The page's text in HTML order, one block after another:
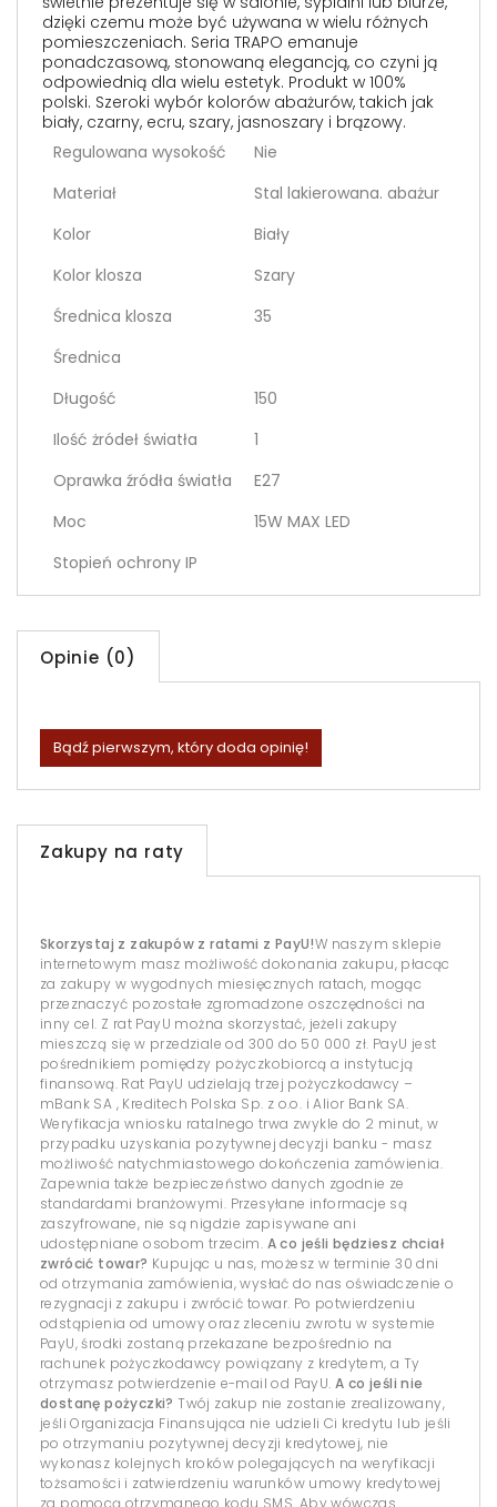
dzięki czemu może być używana w wielu różnych
pomieszczeniach. Seria TRAPO emanuje
ponadczasową, stonowaną elegancją, co czyni ją
odpowiednią dla wielu estetyk. Produkt w 100%
polski. Szeroki wybór kolorów abażurów, takich jak
biały, czarny, ecru, szary, jasnoszary i brązowy.
Regulowana wysokość
Nie
Materiał
Stal lakierowana. abażur
Kolor
Biały
Kolor klosza
Szary
Średnica klosza
35
Średnica
Długość
150
Ilość żródeł światła
1
Oprawka źródła światła
E27
Moc
15W MAX LED
Stopień ochrony IP
Opinie (0)
Bądź pierwszym, który doda opinię!
Zakupy na raty
Skorzystaj z zakupów z ratami z PayU!W naszym sklepie
internetowym masz możliwość dokonania zakupu, płacąc
za zakupy w wygodnych miesięcznych ratach, mogąc
przeznaczyć pozostałe zgromadzone oszczędności na
inny cel. Z rat PayU można skorzystać, jeżeli zakupy
mieszczą się w przedziale od 300 do 50 000 zł. PayU jest
pośrednikiem pomiędzy pożyczkobiorcą a instytucją
finansową. Rat PayU udzielają trzej pożyczkodawcy –
mBank SA , Kreditech Polska Sp. z o.o. i Alior Bank SA.
Weryfikacja wniosku ratalnego trwa zwykle do 2 minut, w
przypadku uzyskania pozytywnej decyzji banku - masz
możliwość natychmiastowego dokończenia zamówienia.
Zapewnia także bezpieczeństwo danych zgodnie ze
standardami branżowymi. Przesyłane informacje są
zaszyfrowane, nie są nigdzie zapisywane ani
udostępniane osobom trzecim. A co jeśli będziesz chciał
zwrócić towar? Kupując u nas, możesz w terminie 30 dni
od otrzymania zamówienia, wysłać do nas oświadczenie o
rezygnacji z zakupu i zwrócić towar. Po potwierdzeniu
odstąpienia od umowy oraz zleceniu zwrotu w systemie
PayU, środki zostaną przekazane bezpośrednio na
rachunek pożyczkodawcy powiązany z kredytem, a Ty
otrzymasz potwierdzenie e-mail od PayU. A co jeśli nie
dostanę pożyczki? Twój zakup nie zostanie zrealizowany,
jeśli Organizacja Finansująca nie udzieli Ci kredytu lub jeśli
po otrzymaniu pozytywnej decyzji kredytowej, nie
wykonasz kolejnych kroków polegających na weryfikacji
tożsamości i zatwierdzeniu warunków umowy kredytowej
za pomocą otrzymanego kodu SMS. Aby wówczas